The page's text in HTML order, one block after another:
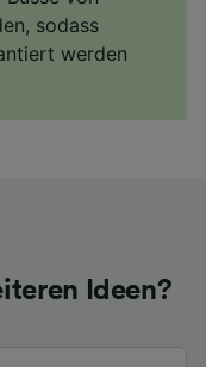
sodass
werden
Ideen?